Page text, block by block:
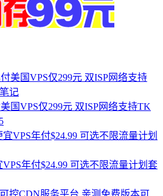
国VPS仅299元 双ISP网络支持TK
年付$24.99 可选不限流量计划套